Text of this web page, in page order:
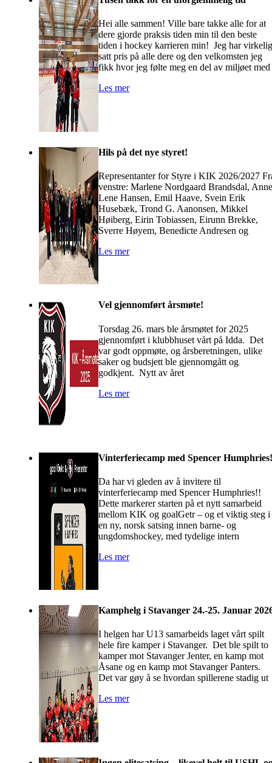
Hei alle sammen! Ville bare takke alle for at
dere gjorde praksis tiden min til den beste
tiden i hockey karrieren min! Jeg har virkelig
satt pris på alle dere og den velkomsten jeg
fikk hvor jeg følte meg en del av miljøet med
Les mer
Hils på det nye styret!
Representanter for Styre i KIK 2026/2027
venstre: Marlene Nordgaard Brandsdal, Anne
Lene Hansen, Emil Haave, Svein Erik
Husebæk, Trond G. Aanonsen, Mikkel
Høiberg, Eirin Tobiassen, Eirunn Brekke,
Sverre Høyem, Benedicte Andresen og
Les mer
Vel gjennomført årsmøte!
Torsdag 26. mars ble årsmøtet for 2025
gjennomført i klubbhuset vårt på Idda. Det
var godt oppmøte, og årsberetningen, ulike
saker og budsjett ble gjennomgått og
godkjent. Nytt av året
Les mer
Vinterferiecamp med Spencer Humphries!
Da har vi gleden av å invitere til
vinterferiecamp med Spencer Humphries!!
Dette markerer starten på et nytt samarbeid
mellom KIK og goalGetr – og et viktig steg i
en ny, norsk satsing innen barne- og
ungdomshockey, med tydelige intern
Les mer
Kamphelg i Stavanger 24.-25. Januar
I helgen har U13 samarbeids laget vårt spilt
hele fire kamper i Stavanger. Det ble spilt to
kamper mot Stavanger Jenter, en kamp mot
Åsane og en kamp mot Stavanger Panters.
Det var gøy å se hvordan spillerene stadig ut
Les mer